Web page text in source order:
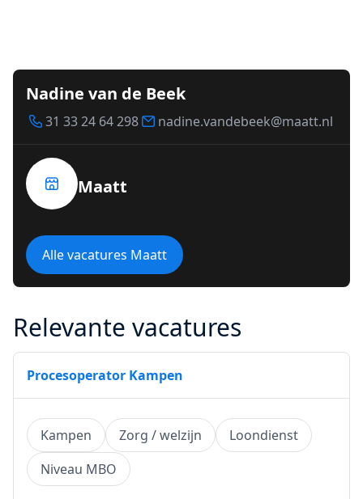
Nadine van de Beek
31 33 24 64 298 nadine.vandebeek@maatt.nl
Maatt
Alle vacatures Maatt
Relevante vacatures
Procesoperator Kampen
Kampen Zorg / welzijn
Loondienst
Niveau MBO